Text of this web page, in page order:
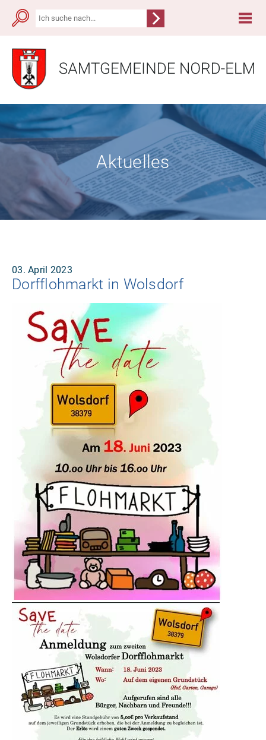
Aktuelles
03. April 2023
Dorfflohmarkt in Wolsdorf
Am 18.06.2023 von 10.00 - 16.00 Uhr findet der 2.
Dorflohmarkt in Wolsdorf statt.